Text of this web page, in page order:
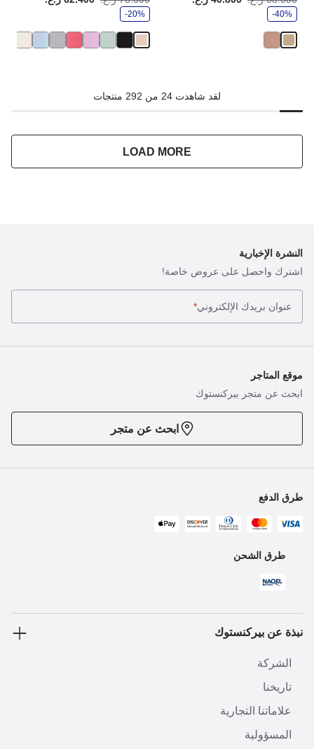
-40%
-20%
لقد شاهدت 24 من 292 منتجات
LOAD MORE
النشرة الإخبارية
اشترك واحصل على عروض خاصة!
عنوان بريدك الإلكتروني*
موقع المتاجر
ابحث عن متجر بيركنستوك
ابحث عن متجر
طرق الدفع
طرق الشحن
نبذة عن بيركنستوك
الشركة
تاريخنا
علاماتنا التجارية
المسؤولية